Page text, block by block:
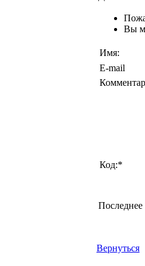
Вы
Имя:
E-mail
Код:*
Последнее
Вернуться